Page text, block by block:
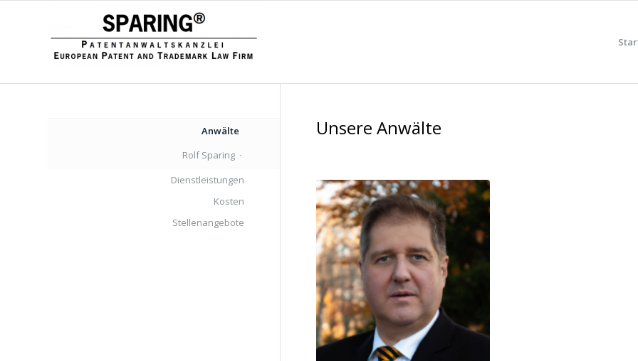
Unsere Anwälte
Anwälte
Rolf Sparing
Dienstleistungen
Kosten
Stellenangebote